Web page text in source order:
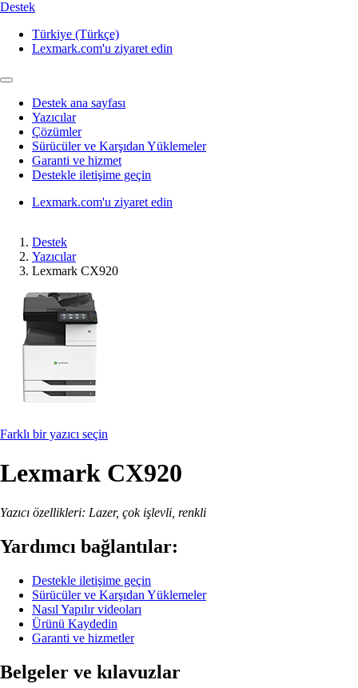
Destek
Türkiye (Türkçe)
Lexmark.com'u ziyaret edin
Destek ana sayfası
Yazıcılar
Çözümler
Sürücüler ve Karşıdan Yüklemeler
Garanti ve hizmet
Destekle iletişime geçin
Lexmark.com'u ziyaret edin
Destek
Yazıcılar
Lexmark CX920
Farklı bir yazıcı seçin
Lexmark CX920
Yazıcı özellikleri: Lazer, çok işlevli, renkli
Yardımcı bağlantılar:
Destekle iletişime geçin
Sürücüler ve Karşıdan Yüklemeler
Nasıl Yapılır videoları
Ürünü Kaydedin
Garanti ve hizmetler
Belgeler ve kılavuzlar